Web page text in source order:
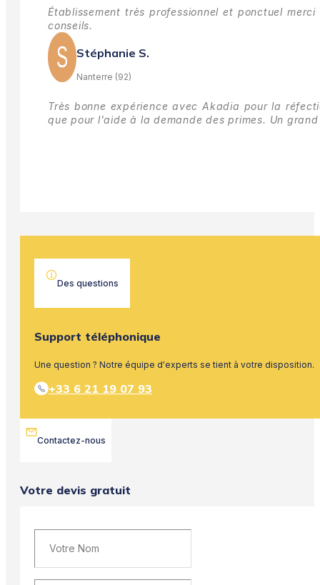
Établissement très professionnel et ponctuel
conseils.
Stéphanie S.
Nanterre (92)
Très bonne expérience avec Akadia pour la
que pour l'aide à la demande des primes. Un
Des questions
Support téléphonique
Une question ? Notre équipe d'experts se tient à votre disposition.
+33 6 21 19 07 93
Contactez-nous
Votre devis gratuit